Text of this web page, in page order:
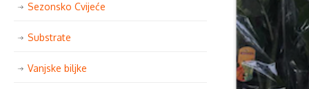
Sezonsko Cvijeće
Substrate
Vanjske biljke